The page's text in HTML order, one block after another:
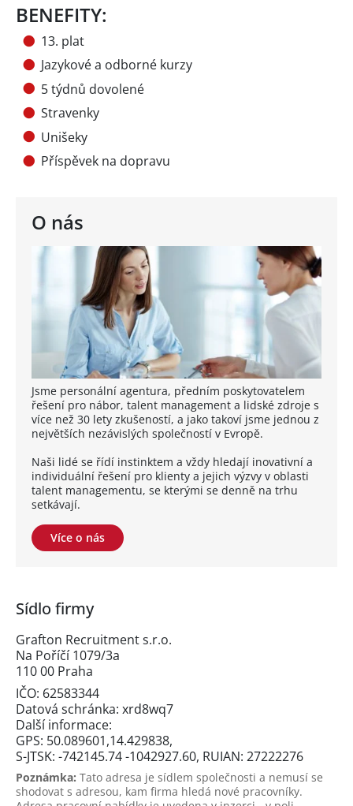
O nás
Jsme personální agentura, předním poskytovatelem
řešení pro nábor, talent management a lidské zdroje s
více než 30 lety zkušeností, a jako takoví jsme jednou z
největších nezávislých společností v Evropě.
Naši lidé se řídí instinktem a vždy hledají inovativní a
individuální řešení pro klienty a jejich výzvy v oblasti
talent managementu, se kterými se denně na trhu
setkávají.
Více o nás
BENEFITY:
13. plat
Jazykové a odborné kurzy
5 týdnů dovolené
Stravenky
Unišeky
Příspěvek na dopravu
Sídlo firmy
Grafton Recruitment s.r.o.
Na Poříčí 1079/3a
110 00 Praha
IČO: 62583344
Datová schránka: xrd8wq7
Další informace:
GPS: 50.089601,14.429838,
S-JTSK: -742145.74 -1042927.60, RUIAN: 27222276
Poznámka: Tato adresa je sídlem společnosti a nemusí se
shodovat s adresou, kam firma hledá nové pracovníky.